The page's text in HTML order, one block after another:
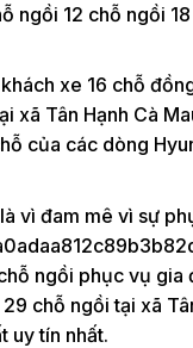
ngồi 12 chỗ ngồi
xe 16 chỗ
xã Tân Hạnh Cà
của các dòng
vì đam mê vì sự
ngồi phục vụ
chỗ ngồi tại xã
uy tín nhất.